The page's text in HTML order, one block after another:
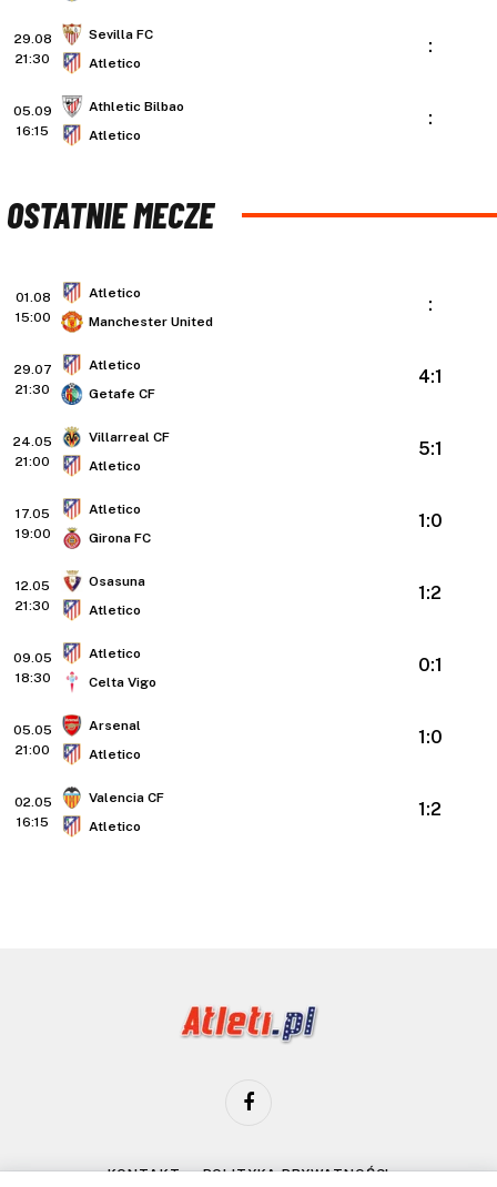
29.08
21:30
Sevilla FC
Atletico
:
05.09
16:15
Athletic Bilbao
Atletico
:
OSTATNIE MECZE
01.08
15:00
Atletico
Manchester United
:
29.07
21:30
Atletico
Getafe CF
4:1
24.05
21:00
Villarreal CF
Atletico
5:1
17.05
19:00
Atletico
Girona FC
1:0
12.05
21:30
Osasuna
Atletico
1:2
09.05
18:30
Atletico
Celta Vigo
0:1
05.05
21:00
Arsenal
Atletico
1:0
02.05
16:15
Valencia CF
Atletico
1:2
Facebook
KONTAKT POLITYKA PRYWATNOŚCI